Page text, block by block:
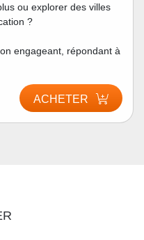
ou explorer des villes
?
engageant, répondant à
ACHETER